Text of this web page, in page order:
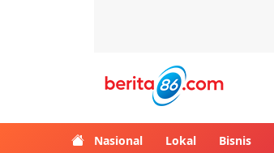
Nasional Lokal Bisnis